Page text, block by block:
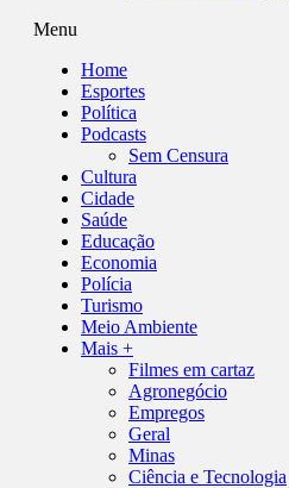
Menu
Home
Esportes
Política
Podcasts
Sem Censura
Cultura
Cidade
Saúde
Educação
Economia
Polícia
Turismo
Meio Ambiente
Mais +
Filmes em cartaz
Agronegócio
Empregos
Geral
Minas
Ciência e Tecnologia